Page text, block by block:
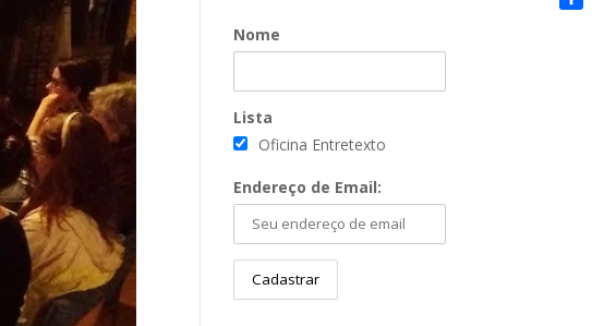
Nome
Lista
Oficina Entretexto
Endereço de Email: